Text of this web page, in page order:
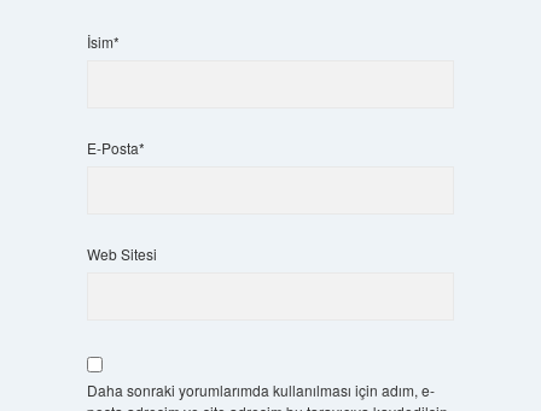
İsim*
E-Posta*
Web Sitesi
Daha sonraki yorumlarımda kullanılması için adım, e-